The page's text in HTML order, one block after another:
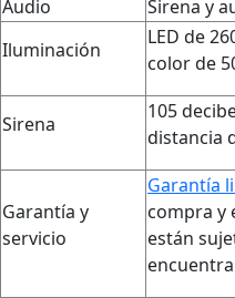
Audio
Sirena y
Iluminación
LED de
color de
Sirena
105
distancia
Garantía y
servicio
Garantía
compra y
están